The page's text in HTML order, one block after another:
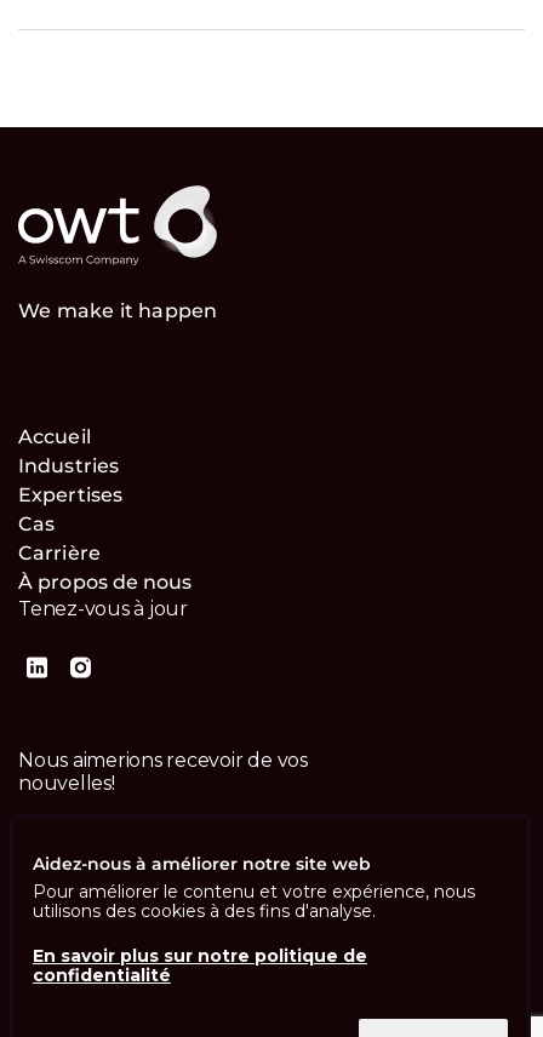
We make it happen
Accueil
Industries
Expertises
Cas
Carrière
À propos de nous
Tenez-vous à jour
Nous aimerions recevoir de vos
nouvelles!
Imprint
Aidez-nous à améliorer notre site web
Pour améliorer le contenu et votre expérience, nous
utilisons des cookies à des fins d'analyse.
En savoir plus sur notre politique de
confidentialité